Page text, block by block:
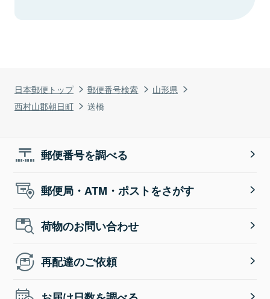
日本郵便トップ 郵便番号検索
山形県
西村山郡朝日町
送橋
郵便番号を調べる
郵便局・ATM・ポストをさがす
荷物のお問い合わせ
再配達のご依頼